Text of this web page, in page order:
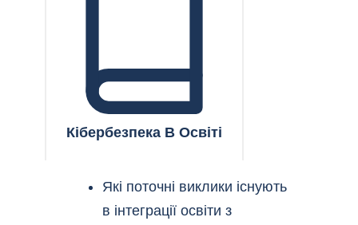
Кібербезпека В Освіті
Які поточні виклики існують
в інтеграції освіти з